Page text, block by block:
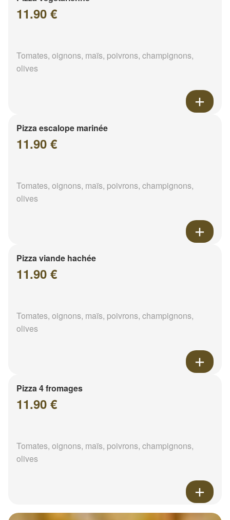
11.90 €
Tomates, oignons, maïs, poivrons, champignons,
olives
Pizza escalope marinée
11.90 €
Tomates, oignons, maïs, poivrons, champignons,
olives
Pizza viande hachée
11.90 €
Tomates, oignons, maïs, poivrons, champignons,
olives
Pizza 4 fromages
11.90 €
Tomates, oignons, maïs, poivrons, champignons,
olives